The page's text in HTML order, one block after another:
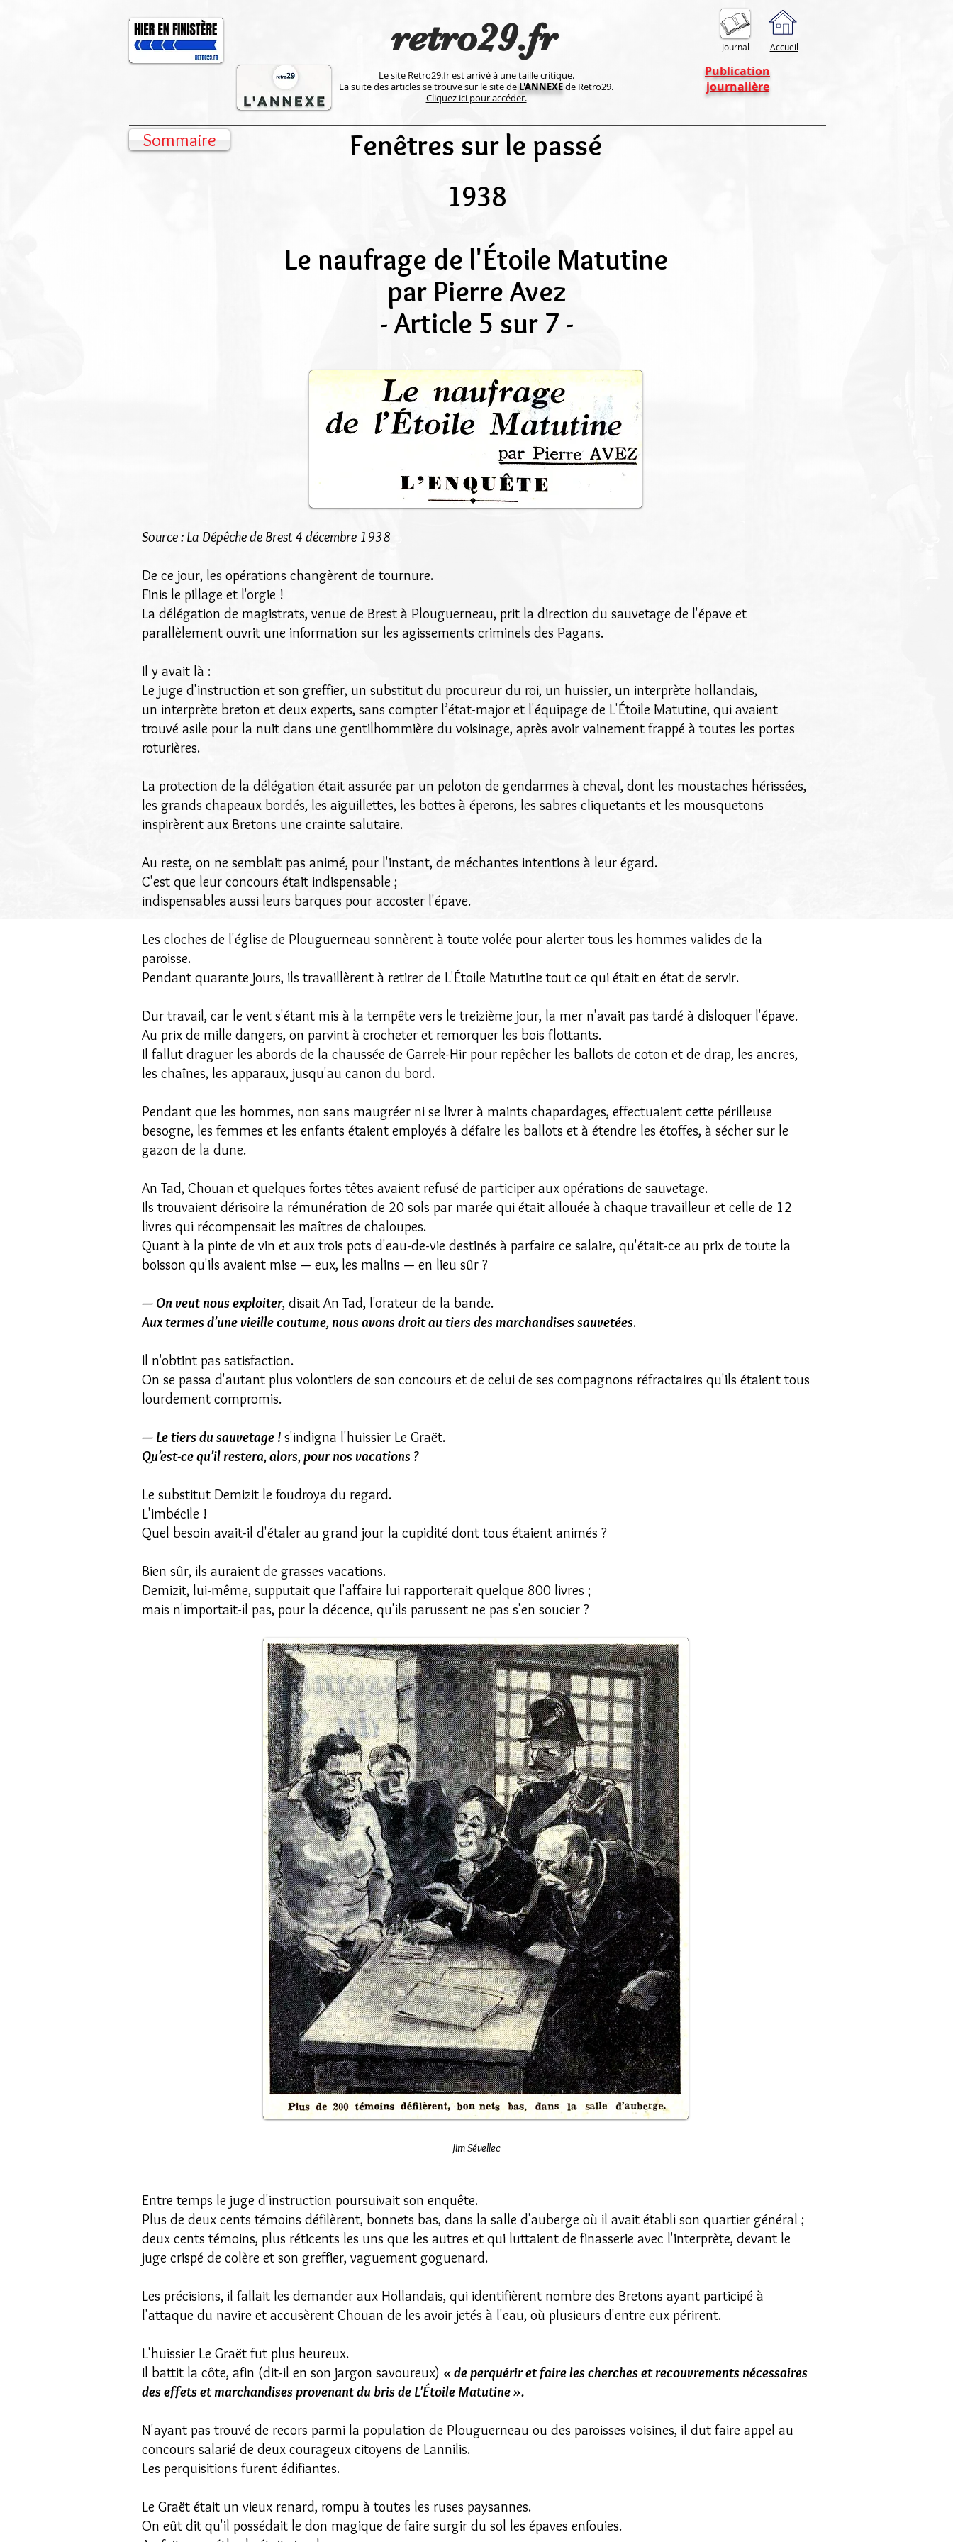
retro29.fr
Le site Retro29.fr est arrivé à une taille critique.
La suite des articles se trouve sur le site deL'ANNEXEde Retro29.
Cliquez ici pour accéder.
Journal Accueil
Publication
journalière
Sommaire
Fenêtres sur le passé
1938
Le naufrage de l'Étoile Matutine
par Pierre Avez
- Article 5 sur 7 -
Source : La Dépêche de Brest 4 décembre 1938
De ce jour, les opérations changèrent de tournure.
Finis le pillage et l'orgie !
La délégation de magistrats, venue de Brest à Plouguerneau, prit la direction du sauvetage de l'épave et
parallèlement ouvrit une information sur les agissements criminels des Pagans.
Il y avait là :
Le juge d'instruction et son greffier, un substitut du procureur du roi, un huissier, un interprète hollandais,
un interprète breton et deux experts, sans compter l’état-major et l'équipage de L'Étoile Matutine, qui avaient
trouvé asile pour la nuit dans une gentilhommière du voisinage, après avoir vainement frappé à toutes les portes
roturières.
La protection de la délégation était assurée par un peloton de gendarmes à cheval, dont les moustaches hérissées,
les grands chapeaux bordés, les aiguillettes, les bottes à éperons, les sabres cliquetants et les mousquetons
inspirèrent aux Bretons une crainte salutaire.
Au reste, on ne semblait pas animé, pour l'instant, de méchantes intentions à leur égard.
C'est que leur concours était indispensable ;
indispensables aussi leurs barques pour accoster l'épave.
Les cloches de l'église de Plouguerneau sonnèrent à toute volée pour alerter tous les hommes valides de la
paroisse.
Pendant quarante jours, ils travaillèrent à retirer de L'Étoile Matutine tout ce qui était en état de servir.
Dur travail, car le vent s'étant mis à la tempête vers le treizième jour, la mer n'avait pas tardé à disloquer l'épave.
Au prix de mille dangers, on parvint à crocheter et remorquer les bois flottants.
Il fallut draguer les abords de la chaussée de Garrek-Hir pour repêcher les ballots de coton et de drap, les ancres,
les chaînes, les apparaux, jusqu'au canon du bord.
Pendant que les hommes, non sans maugréer ni se livrer à maints chapardages, effectuaient cette périlleuse
besogne, les femmes et les enfants étaient employés à défaire les ballots et à étendre les étoffes, à sécher sur le
gazon de la dune.
An Tad, Chouan et quelques fortes têtes avaient refusé de participer aux opérations de sauvetage.
Ils trouvaient dérisoire la rémunération de 20 sols par marée qui était allouée à chaque travailleur et celle de 12
livres qui récompensait les maîtres de chaloupes.
Quant à la pinte de vin et aux trois pots d'eau-de-vie destinés à parfaire ce salaire, qu'était-ce au prix de toute la
boisson qu'ils avaient mise — eux, les malins — en lieu sûr ?
— On veut nous exploiter, disait An Tad, l'orateur de la bande.
Aux termes d'une vieille coutume, nous avons droit au tiers des marchandises sauvetées.
Il n'obtint pas satisfaction.
On se passa d'autant plus volontiers de son concours et de celui de ses compagnons réfractaires qu'ils étaient tous
lourdement compromis.
— Le tiers du sauvetage ! s'indigna l'huissier Le Graët.
Qu'est-ce qu'il restera, alors, pour nos vacations ?
Le substitut Demizit le foudroya du regard.
L'imbécile !
Quel besoin avait-il d'étaler au grand jour la cupidité dont tous étaient animés ?
Bien sûr, ils auraient de grasses vacations.
Demizit, lui-même, supputait que l'affaire lui rapporterait quelque 800 livres ;
mais n'importait-il pas, pour la décence, qu'ils parussent ne pas s'en soucier ?
Jim Sévellec
Entre temps le juge d'instruction poursuivait son enquête.
Plus de deux cents témoins défilèrent, bonnets bas, dans la salle d'auberge où il avait établi son quartier général ;
deux cents témoins, plus réticents les uns que les autres et qui luttaient de finasserie avec l'interprète, devant le
juge crispé de colère et son greffier, vaguement goguenard.
Les précisions, il fallait les demander aux Hollandais, qui identifièrent nombre des Bretons ayant participé à
l'attaque du navire et accusèrent Chouan de les avoir jetés à l'eau, où plusieurs d'entre eux périrent.
L'huissier Le Graët fut plus heureux.
Il battit la côte, afin (dit-il en son jargon savoureux) « de perquérir et faire les cherches et recouvrements nécessaires
des effets et marchandises provenant du bris de L'Étoile Matutine ».
N'ayant pas trouvé de recors parmi la population de Plouguerneau ou des paroisses voisines, il dut faire appel au
concours salarié de deux courageux citoyens de Lannilis.
Les perquisitions furent édifiantes.
Le Graët était un vieux renard, rompu à toutes les ruses paysannes.
On eût dit qu'il possédait le don magique de faire surgir du sol les épaves enfouies.